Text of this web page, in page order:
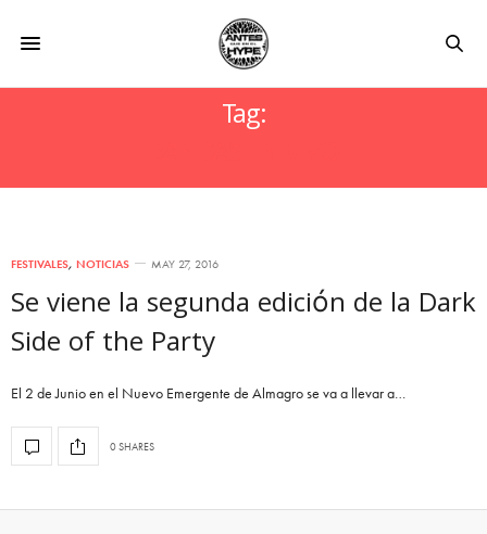
Tag:
FESTIVALES, NOTICIAS MAY 27, 2016
Se viene la segunda edición de la Dark
Side of the Party
El 2 de Junio en el Nuevo Emergente de Almagro se va a llevar a…
0 SHARES